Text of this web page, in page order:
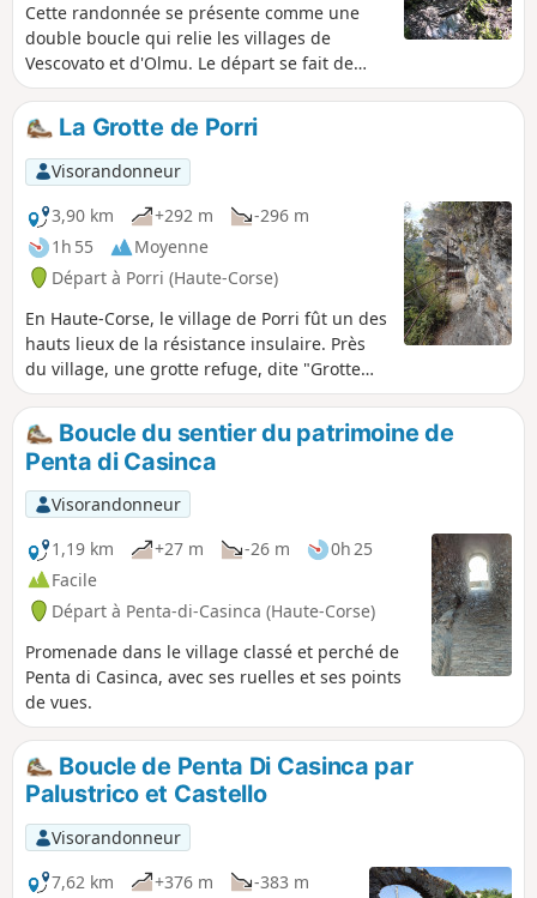
Cette randonnée se présente comme une
double boucle qui relie les villages de
Vescovato et d'Olmu. Le départ se fait de
Vescovato, dont le patrimoine bâti est à
découvrir pour les plus curieux et traverse le
village d'Olmu qui ravira les amoureux des
"vieilles pierres" des villages insulaires. Les
paysages traversés sont variés, passant des
sous-bois aux chênaies et à des parties
découvertes et exposées comme sur les
crêtes. Ainsi, en passant d'un versant à
l'autre, d'une rive à l'autre, vous aurez
l'occasion de découvrir à la fois des vues sur
la mer et les îles qui bordent la Corse, et des
vues sur les montagnes, parfois enneigées
suivant les saisons.
La Grotte de Porri
Visorandonneur
3,90 km
+292 m
-296 m
1h 55
Moyenne
Départ à Porri (Haute-Corse)
En Haute-Corse, le village de Porri fût un des
hauts lieux de la résistance insulaire. Près
du village, une grotte refuge, dite "Grotte
des Maquisards" qui servit de quartier
général à la Résistance, rappelle la
contribution de Porri et du pays de Casinca à
la libération de la Corse. Elle est bien gardée
par les Vincetti, les Vittori, Bébé Arrighi,
Antoine Battesti, Noël Agostini et tant
d'autres. Source : France 3 Corse ViaStella
Boucle du sentier du patrimoine de
Penta di Casinca
Visorandonneur
1,19 km
+27 m -26 m
0h 25
Facile
Départ à Penta-di-Casinca (Haute-Corse)
Promenade dans le village classé et perché de
Penta di Casinca, avec ses ruelles et ses points
de vues.
Boucle de Penta Di Casinca par
Palustrico et Castello
Visorandonneur
7,62 km
+376 m
-383 m